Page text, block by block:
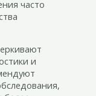
часто
и